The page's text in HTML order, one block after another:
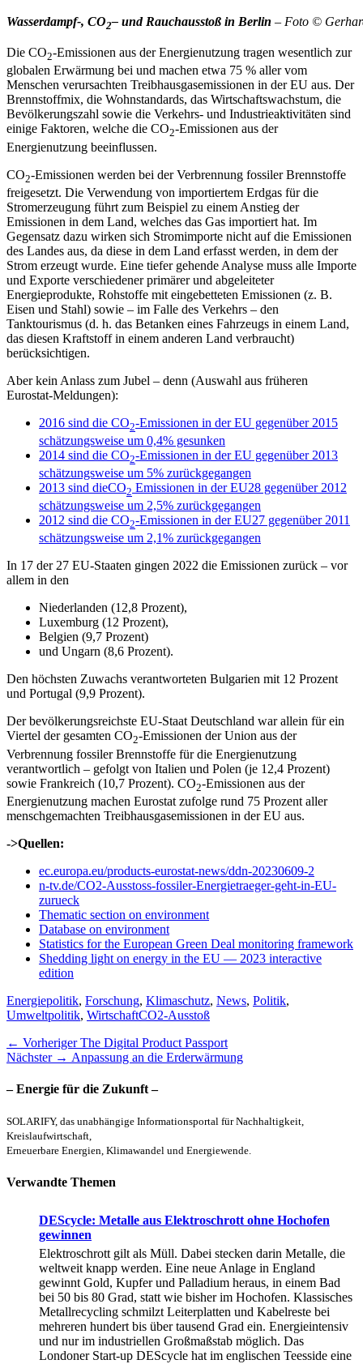
Wasserdampf-, CO2– und Rauchausstoß in Berlin – Foto ©
Die CO2-Emissionen aus der Energienutzung tragen wesentlich zur
globalen Erwärmung bei und machen etwa 75 % aller vom
Menschen verursachten Treibhausgasemissionen in der EU aus. Der
Brennstoffmix, die Wohnstandards, das Wirtschaftswachstum, die
Bevölkerungszahl sowie die Verkehrs- und Industrieaktivitäten sind
einige Faktoren, welche die CO2-Emissionen aus der
Energienutzung beeinflussen.
CO2-Emissionen werden bei der Verbrennung fossiler Brennstoffe
freigesetzt. Die Verwendung von importiertem Erdgas für die
Stromerzeugung führt zum Beispiel zu einem Anstieg der
Emissionen in dem Land, welches das Gas importiert hat. Im
Gegensatz dazu wirken sich Stromimporte nicht auf die Emissionen
des Landes aus, da diese in dem Land erfasst werden, in dem der
Strom erzeugt wurde. Eine tiefer gehende Analyse muss alle Importe
und Exporte verschiedener primärer und abgeleiteter
Energieprodukte, Rohstoffe mit eingebetteten Emissionen (z. B.
Eisen und Stahl) sowie – im Falle des Verkehrs – den
Tanktourismus (d. h. das Betanken eines Fahrzeugs in einem Land,
das diesen Kraftstoff in einem anderen Land verbraucht)
berücksichtigen.
Aber kein Anlass zum Jubel – denn (Auswahl aus früheren
Eurostat-Meldungen):
2016 sind die CO2-Emissionen in der EU gegenüber 2015
schätzungsweise um 0,4% gesunken
2014 sind die CO2-Emissionen in der EU gegenüber 2013
schätzungsweise um 5% zurückgegangen
2013 sind dieCO2 Emissionen in der EU28 gegenüber 2012
schätzungsweise um 2,5% zurückgegangen
2012 sind die CO2-Emissionen in der EU27 gegenüber 2011
schätzungsweise um 2,1% zurückgegangen
In 17 der 27 EU-Staaten gingen 2022 die Emissionen zurück – vor
allem in den
Niederlanden (12,8 Prozent),
Luxemburg (12 Prozent),
Belgien (9,7 Prozent)
und Ungarn (8,6 Prozent).
Den höchsten Zuwachs verantworteten Bulgarien mit 12 Prozent
und Portugal (9,9 Prozent).
Der bevölkerungsreichste EU-Staat Deutschland war allein für ein
Viertel der gesamten CO2-Emissionen der Union aus der
Verbrennung fossiler Brennstoffe für die Energienutzung
verantwortlich – gefolgt von Italien und Polen (je 12,4 Prozent)
sowie Frankreich (10,7 Prozent). CO2-Emissionen aus der
Energienutzung machen Eurostat zufolge rund 75 Prozent aller
menschgemachten Treibhausgasemissionen in der EU aus.
->Quellen:
ec.europa.eu/products-eurostat-news/ddn-20230609-2
n-tv.de/CO2-Ausstoss-fossiler-Energietraeger-geht-in-EU-
zurueck
Thematic section on environment
Database on environment
Statistics for the European Green Deal monitoring framework
Shedding light on energy in the EU — 2023 interactive
edition
Kategorien
Energiepolitik, Forschung, Klimaschutz, News, Politik,
Umweltpolitik, WirtschaftSchlagworte
CO2-Ausstoß
Beitragsnavigation
← Vorheriger Vorheriger
Beitrag:
The Digital Product Passport
Nächster → Nächster
Anpassung an die Erderwärmung
– Energie für die Zukunft –
SOLARIFY, das unabhängige Informationsportal für Nachhaltigkeit,
Kreislaufwirtschaft,
Erneuerbare Energien, Klimawandel und Energiewende.
Verwandte Themen
DEScycle: Metalle aus Elektroschrott ohne Hochofen
gewinnen
Elektroschrott gilt als Müll. Dabei stecken darin Metalle, die
weltweit knapp werden. Eine neue Anlage in England
gewinnt Gold, Kupfer und Palladium heraus, in einem Bad
bei 50 bis 80 Grad, statt wie bisher im Hochofen. Klassisches
Metallrecycling schmilzt Leiterplatten und Kabelreste bei
mehreren hundert bis über tausend Grad ein. Energieintensiv
und nur im industriellen Großmaßstab möglich. Das
Londoner Start-up DEScycle hat im englischen Teesside eine